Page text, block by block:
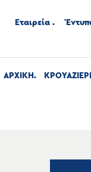
Εταιρεία
ΑΡΧΙΚΉ